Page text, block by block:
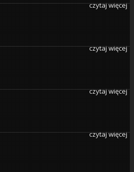
czytaj więcej
czytaj więcej
czytaj więcej
czytaj więcej